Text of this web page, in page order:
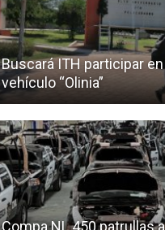
Buscará ITH participar
vehículo “Olinia”
Compa NL 450 patrullas